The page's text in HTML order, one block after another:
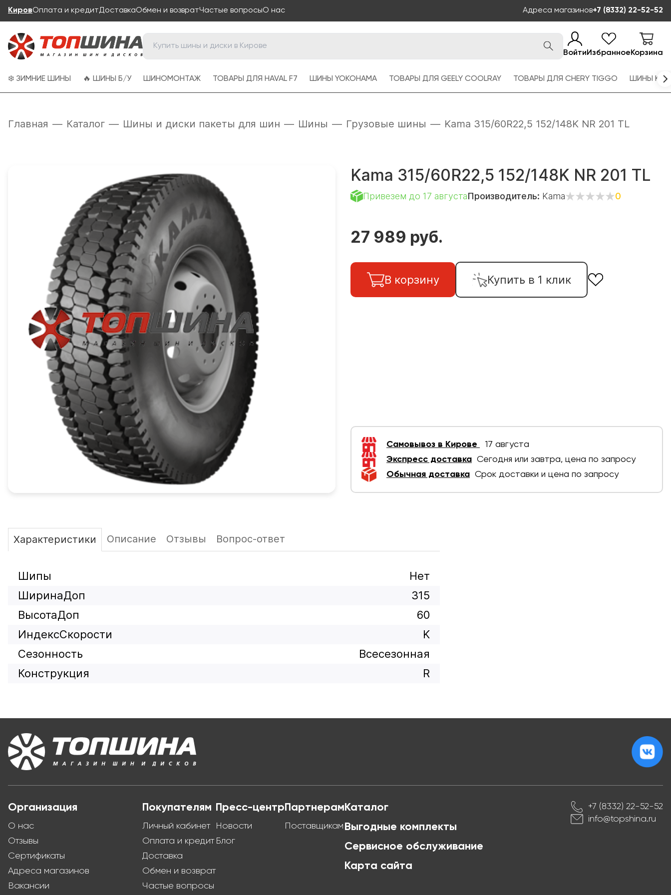
КировОплата и кредитДоставкаОбмен и возвратЧастые вопросыО нас Адреса магазинов+7 (8332) 22-52-52
ВойтиИзбранноеКорзина
❄️ ЗИМНИЕ ШИНЫ 🔥 ШИНЫ Б/У ШИНОМОНТАЖ ТОВАРЫ ДЛЯ HAVAL F7 ШИНЫ YOKOHAMA ТОВАРЫ ДЛЯ GEELY COOLRAY ТОВАРЫ ДЛЯ CHERY TIGGO ШИНЫ
Главная — Каталог — Шины и диски пакеты для шин — Шины — Грузовые шины — Kama 315/60R22,5 152/148K NR 201 TL
Kama 315/60R22,5 152/148K NR 201 TL
Привезем до 17 августаПроизводитель: Kama 0
27 989 руб.
В корзину Купить в 1 клик
Самовывоз в Кирове
17 августа
Экспресс доставка Сегодня или завтра, цена по запросу
Обычная доставка Срок доставки и цена по запросу
Характеристики Описание Отзывы Вопрос-ответ
Шипы
Нет
ШиринаДоп
315
ВысотаДоп
60
ИндексСкорости
K
Сезонность
Всесезонная
Конструкция
R
Организация
О нас
Отзывы
Сертификаты
Адреса магазинов
Вакансии
Покупателям
Личный кабинет
Оплата и кредит
Доставка
Обмен и возврат
Частые вопросы
Пресс-центр
Новости
Блог
Партнерам
Поставщикам
Каталог
Выгодные комплекты
Сервисное обслуживание
Карта сайта
+7 (8332) 22-52-52
info@topshina.ru